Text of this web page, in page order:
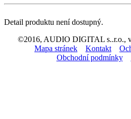
Detail produktu není dostupný.
©2016, AUDIO DIGITAL s..r.o.,
Mapa stránek
Kontakt
Obchodní podmínky